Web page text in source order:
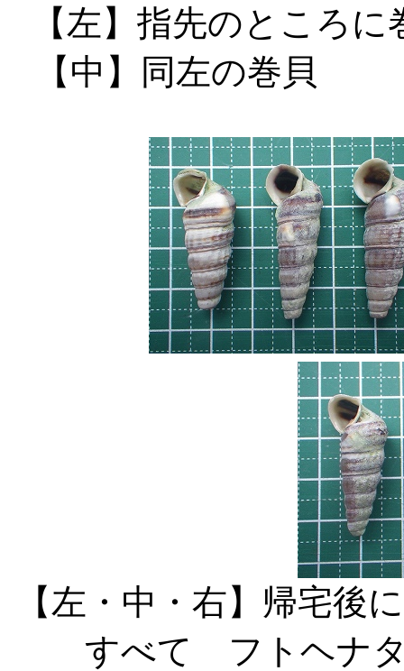
【左】指先のとこ
【中】同左の巻貝
【左・中・右】帰宅後
すべて フトヘナ